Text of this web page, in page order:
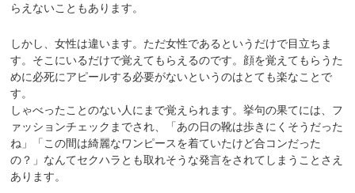
らえないこともあります。
しかし、女性は違います。ただ女性であるというだけで目立ちま
す。そこにいるだけで覚えてもらえるのです。顔を覚えてもらうた
めに必死にアピールする必要がないというのはとても楽なことで
す。
しゃべったことのない人にまで覚えられます。挙句の果てには、フ
ァッションチェックまでされ、「あの日の靴は歩きにくそうだった
ね」「この間は綺麗なワンピースを着ていたけど合コンだった
の？」なんてセクハラとも取れそうな発言をされてしまうことさえ
あります。